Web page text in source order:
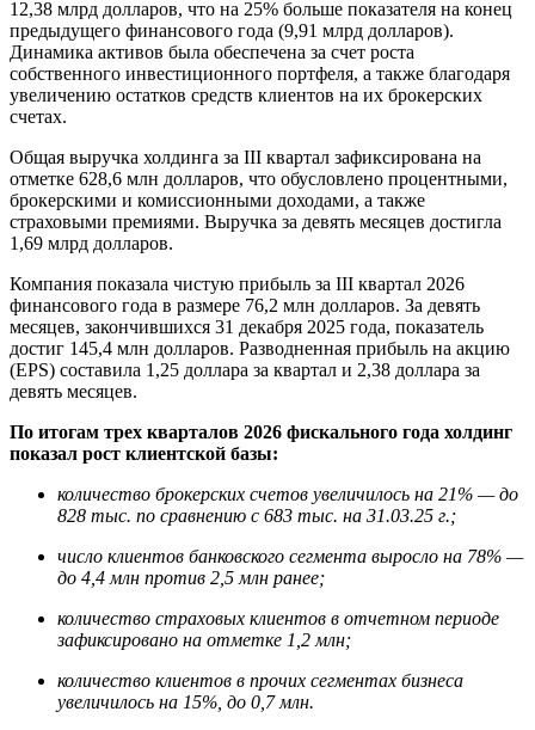
12,38 млрд долларов, что на 25% больше показателя на конец
предыдущего финансового года (9,91 млрд долларов).
Динамика активов была обеспечена за счет роста
собственного инвестиционного портфеля, а также благодаря
увеличению остатков средств клиентов на их брокерских
счетах.
Общая выручка холдинга за III квартал зафиксирована на
отметке 628,6 млн долларов, что обусловлено процентными,
брокерскими и комиссионными доходами, а также
страховыми премиями. Выручка за девять месяцев достигла
1,69 млрд долларов.
Компания показала чистую прибыль за III квартал 2026
финансового года в размере 76,2 млн долларов. За девять
месяцев, закончившихся 31 декабря 2025 года, показатель
достиг 145,4 млн долларов. Разводненная прибыль на акцию
(EPS) составила 1,25 доллара за квартал и 2,38 доллара за
девять месяцев.
По итогам трех кварталов 2026 фискального года холдинг
показал рост клиентской базы:
количество брокерских счетов увеличилось на 21% — до
828 тыс. по сравнению с 683 тыс. на 31.03.25 г.;
число клиентов банковского сегмента выросло на 78% —
до 4,4 млн против 2,5 млн ранее;
количество страховых клиентов в отчетном периоде
зафиксировано на отметке 1,2 млн;
количество клиентов в прочих сегментах бизнеса
увеличилось на 15%, до 0,7 млн.